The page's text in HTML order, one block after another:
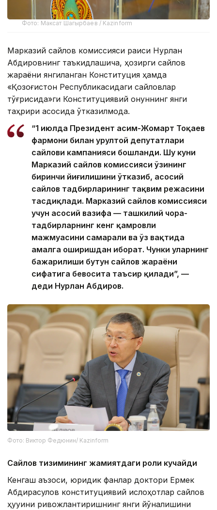
Фото: Максат Шагырбаев / Kazinform
Марказий сайлов комиссияси раиси Нурлан
Абдировнинг таъкидлашича, ҳозирги сайлов
жараёни янгиланган Конституция ҳамда
«Қозоғистон Республикасидаги сайловлар
тўғрисида»ги Конституциявий қонуннинг янги
таҳрири асосида ўтказилмоқда.
“1 июлда Президент Қасим-Жомарт Тоқаев
фармони билан Қурултой депутатлари
сайлови кампанияси бошланди. Шу куни
Марказий сайлов комиссияси ўзининг
биринчи йиғилишини ўтказиб, асосий
сайлов тадбирларининг тақвим режасини
тасдиқлади. Марказий сайлов комиссияси
учун асосий вазифа — ташкилий чора-
тадбирларнинг кенг қамровли
мажмуасини самарали ва ўз вақтида
амалга оширишдан иборат. Чунки уларнинг
бажарилиши бутун сайлов жараёни
сифатига бевосита таъсир қилади”, —
деди Нурлан Абдиров.
Фото: Виктор Федюнин/ Kazinform
Сайлов тизимининг жамиятдаги роли кучайди
Кенгаш аъзоси, юридик фанлар доктори Ермек
Абдирасулов конституциявий ислоҳотлар сайлов
ҳуқуқини ривожлантиришнинг янги йўналишини